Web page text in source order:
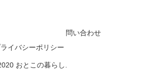
問い合わせ
イバシーポリシー
おとこの暮らし.